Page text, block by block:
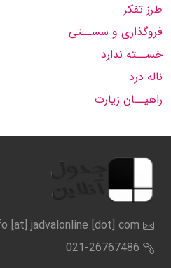
طرز تفکر
فروگذاری و سســتی
خســته ندارد
ناله درد
راهیــان زیارت
[at] jadvalonline [dot] com
021-26767486